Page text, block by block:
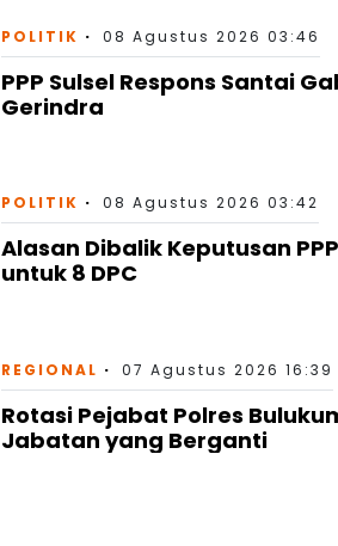
POLITIK 08 Agustus 2026 03:46
PPP Sulsel Respons Santai
Gerindra
POLITIK 08 Agustus 2026 03:42
Alasan Dibalik Keputusan
untuk 8 DPC
REGIONAL 07 Agustus 2026 16:39
Rotasi Pejabat Polres
Jabatan yang Berganti